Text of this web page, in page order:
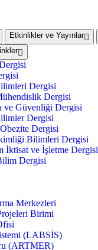
Etkinlikler ve Yayınlar
Dergisi
Dergisi
ve Güvenliği Dergisi
Dergisi
Dergisi
Bilimleri Dergisi
İktisat ve İşletme Dergisi
Dergisi
Merkezleri
Birimi
(LABSİS)
(ARTMER)